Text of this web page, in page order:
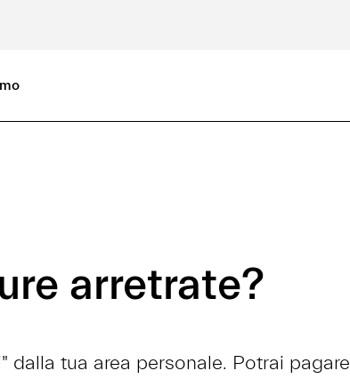
arretrate?
tua area personale. Potrai